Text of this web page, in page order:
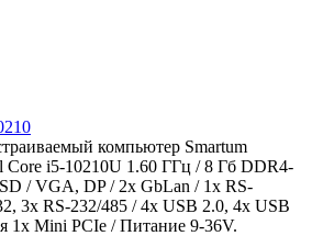
компьютер Smartum
Core i5-10210U 1.60 ГГц / 8 Гб DDR4-
/ VGA, DP / 2х GbLan / 1х RS-
3x RS-232/485 / 4x USB 2.0, 4х USB
1x Mini PCIe / Питание 9-36V.